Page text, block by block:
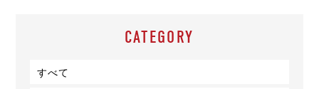
CATEGORY
すべて